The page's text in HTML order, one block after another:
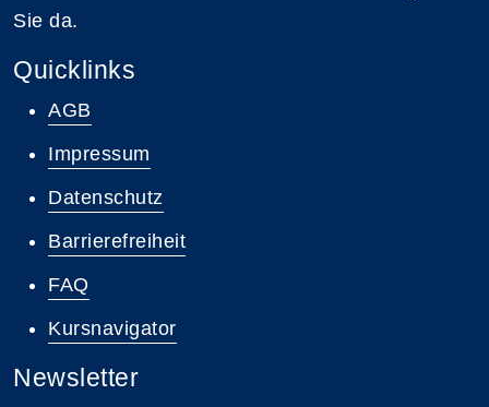
Sie da.
Quicklinks
AGB
Impressum
Datenschutz
Barrierefreiheit
FAQ
Kursnavigator
Newsletter